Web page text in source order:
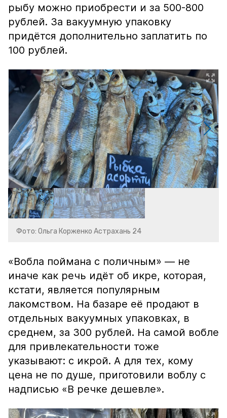
рыбу можно приобрести и за 500-800
рублей. За вакуумную упаковку
придётся дополнительно заплатить по
100 рублей.
Фото: Ольга Корженко Астрахань 24
«Вобла поймана с поличным» — не
иначе как речь идёт об икре, которая,
кстати, является популярным
лакомством. На базаре её продают в
отдельных вакуумных упаковках, в
среднем, за 300 рублей. На самой вобле
для привлекательности тоже
указывают: с икрой. А для тех, кому
цена не по душе, приготовили воблу с
надписью «В речке дешевле».